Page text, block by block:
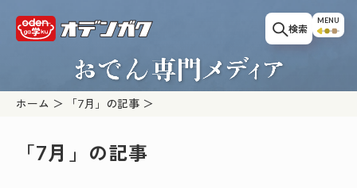
検索
MENU
ホーム 「7月」の記事
「7月」の記事